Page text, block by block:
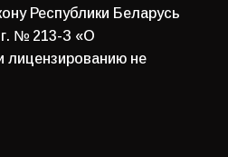
Республики Беларусь
г. № 213-З «О
лицензированию не